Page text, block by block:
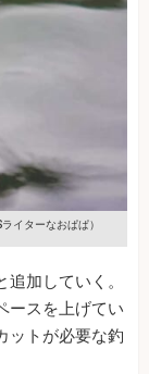
イターなおぱぱ）
加していく。
ースを上げてい
ットが必要な釣